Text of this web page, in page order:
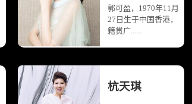
郭可盈，1970年11月
27日生于中国香港，
籍贯广......
杭天琪